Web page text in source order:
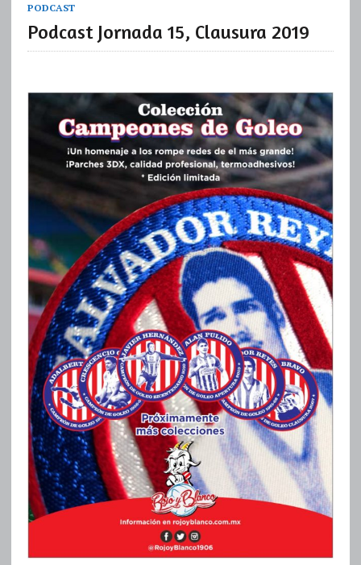
PODCAST
Podcast Jornada 15, Clausura 2019